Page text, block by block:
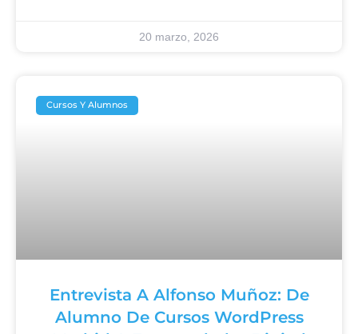
20 marzo, 2026
Cursos Y Alumnos
Entrevista A Alfonso Muñoz: De
Alumno De Cursos WordPress